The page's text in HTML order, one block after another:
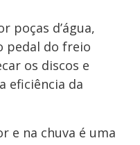
poças d’água,
pedal do freio
os discos e
eficiência da
e na chuva é uma